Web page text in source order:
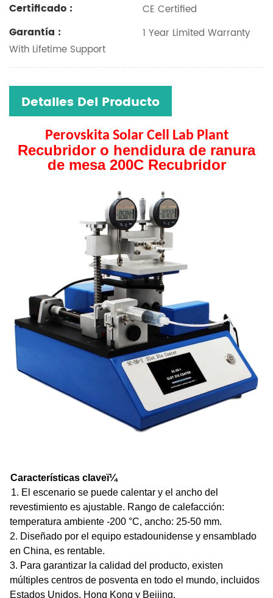
Certificado : CE Certified
Garantía :
1 Year Limited Warranty
With Lifetime Support
Detalles Del Producto
Perovskita Solar Cell Lab Plant
Recubridor o hendidura de ranura
de mesa 200C Recubridor
Características claveï¼
1. El escenario se puede calentar y el ancho del
revestimiento es ajustable. Rango de calefacción:
temperatura ambiente -200 °C, ancho: 25-50 mm.
2. Diseñado por el equipo estadounidense y ensamblado
en China, es rentable.
3. Para garantizar la calidad del producto, existen
múltiples centros de posventa en todo el mundo, incluidos
Estados Unidos, Hong Kong y Beijing.